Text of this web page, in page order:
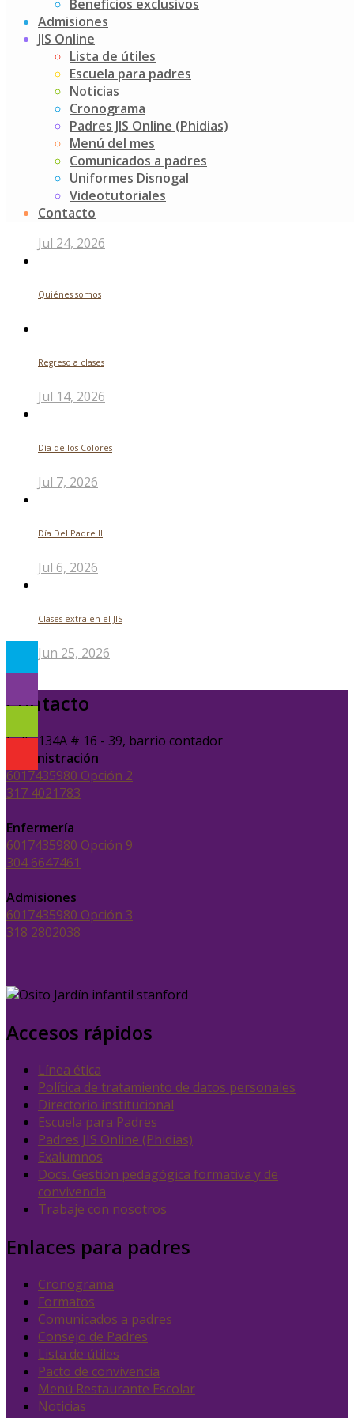
Beneficios exclusivos
Admisiones
JIS Online
Lista de útiles
Escuela para padres
Noticias
Cronograma
Padres JIS Online (Phidias)
Menú del mes
Comunicados a padres
Uniformes Disnogal
Videotutoriales
Contacto
Post
navigation
Salida multiparque
día de los niños
Buscar
Noticias recientes
Futuros indagadores
Jul 24, 2026
Quiénes somos
Regreso a clases
Jul 14, 2026
Día de los Colores
Jul 7, 2026
Día Del Padre ll
Jul 6, 2026
Clases extra en el JIS
Jun 25, 2026
Contacto
Calle 134A # 16 - 39, barrio contador
Administración
6017435980 Opción 2
317 4021783
Enfermería
6017435980 Opción 9
304 6647461
Admisiones
6017435980 Opción 3
318 2802038
Accesos rápidos
Línea ética
Política de tratamiento de datos personales
Directorio institucional
Escuela para Padres
Padres JIS Online (Phidias)
Exalumnos
Docs. Gestión pedagógica formativa y de
convivencia
Trabaje con nosotros
Enlaces para padres
Cronograma
Formatos
Comunicados a padres
Consejo de Padres
Lista de útiles
Pacto de convivencia
Menú Restaurante Escolar
Noticias